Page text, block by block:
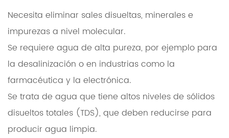
Necesita eliminar sales disueltas, minerales e
impurezas a nivel molecular.
Se requiere agua de alta pureza, por ejemplo para
la desalinización o en industrias como la
farmacéutica y la electrónica.
Se trata de agua que tiene altos niveles de sólidos
disueltos totales (TDS), que deben reducirse para
producir agua limpia.